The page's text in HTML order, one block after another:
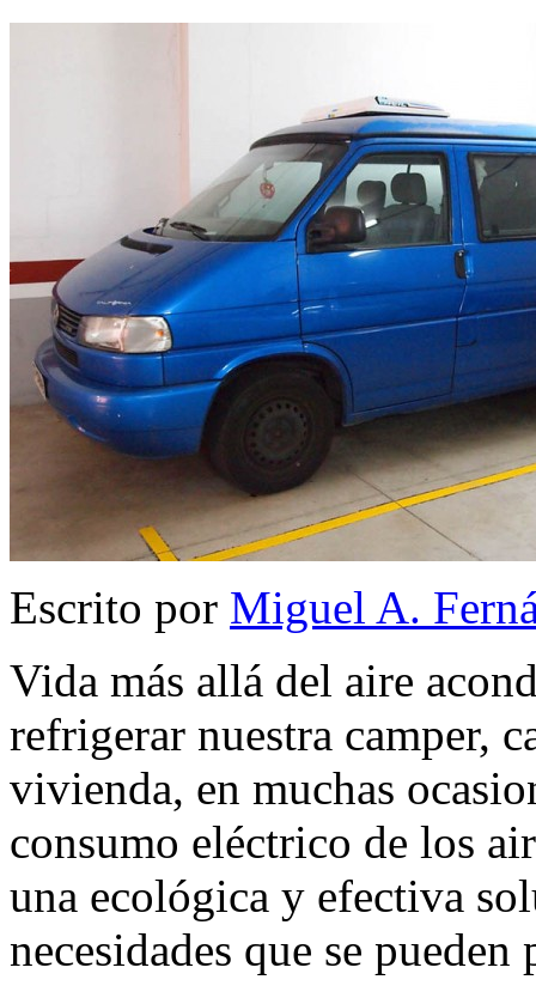
Escrito por Miguel A.
Vida más allá del aire
refrigerar nuestra camper,
vivienda, en muchas
consumo eléctrico de los
una ecológica y efectiva
necesidades que se